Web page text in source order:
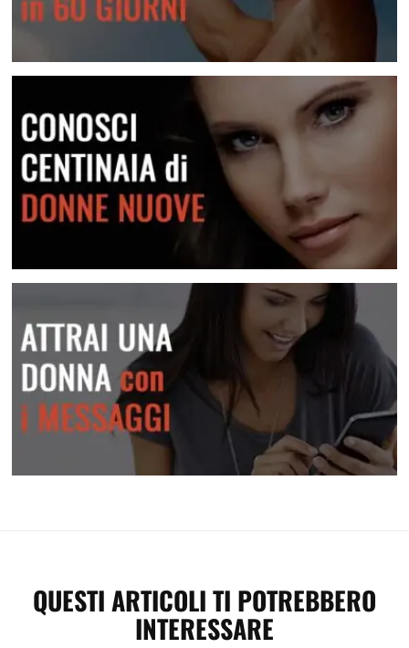
Lei Non Risponde Ai Messaggi? Come Risolvere
Scopri come risolvere questa situazione
Diventa più sicuro di te
QUESTI ARTICOLI TI POTREBBERO
INTERESSARE